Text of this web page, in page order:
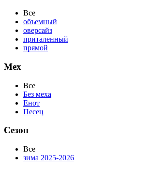
Все
объемный
оверсайз
приталенный
прямой
Мех
Все
Без меха
Енот
Песец
Сезон
Все
зима 2025-2026